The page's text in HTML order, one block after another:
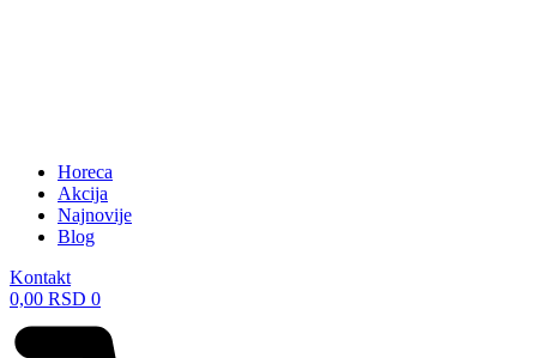
Horeca
Akcija
Najnovije
Blog
Kontakt
0,00 RSD 0